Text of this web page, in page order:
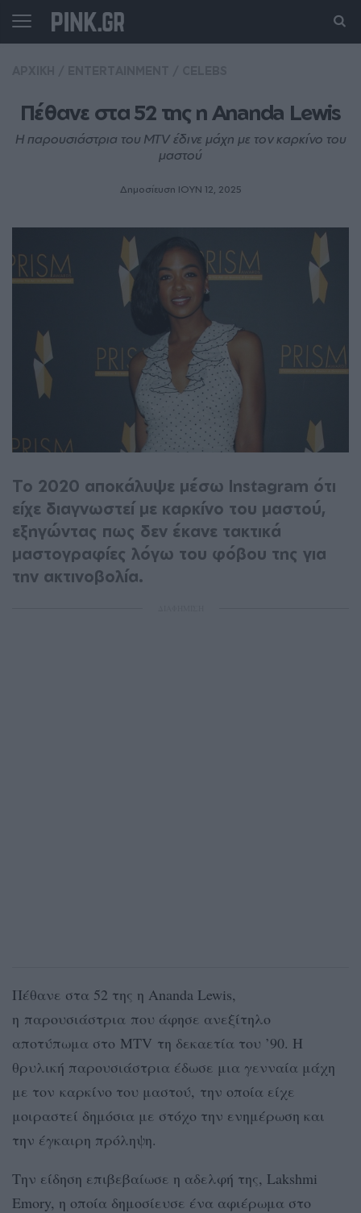
Πέθανε στα 52 της η Ananda Lewis
Η παρουσιάστρια του MTV έδινε μάχη με τον καρκίνο του
μαστού
Δημοσίευση ΙΟΥΝ 12, 2025
Το 2020 αποκάλυψε μέσω Instagram ότι
είχε διαγνωστεί με καρκίνο του μαστού,
εξηγώντας πως δεν έκανε τακτικά
μαστογραφίες λόγω του φόβου της για
την ακτινοβολία.
Πέθανε στα 52 της η Ananda Lewis,
η παρουσιάστρια που άφησε ανεξίτηλο
αποτύπωμα στο MTV τη δεκαετία του ’90. Η
θρυλική παρουσιάστρια έδωσε μια γενναία μάχη
με τον καρκίνο του μαστού, την οποία είχε
μοιραστεί δημόσια με στόχο την ενημέρωση και
την έγκαιρη πρόληψη.
Την είδηση επιβεβαίωσε η αδελφή της, Lakshmi
Emory, η οποία δημοσίευσε ένα αφιέρωμα στο